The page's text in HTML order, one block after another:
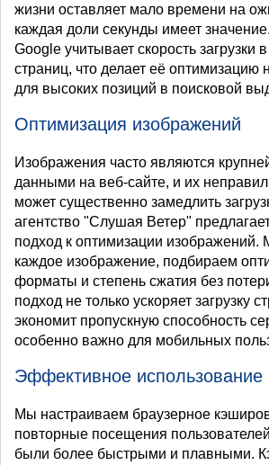
жизни оставляет мало времени на
каждая доли секунды имеет
Google учитывает скорость загрузки
страниц, что делает её оптимизацию
для высоких позиций в поисковой
Оптимизация изображений
Изображения часто являются
данными на веб-сайте, и их
может существенно замедлить
агентство "Слушая Ветер"
подход к оптимизации изображений.
каждое изображение, подбираем
форматы и степень сжатия без
подход не только ускоряет загрузку
экономит пропускную способность
особенно важно для мобильных
Эффективное использование
Мы настраиваем браузерное
повторные посещения
были более быстрыми и плавными.